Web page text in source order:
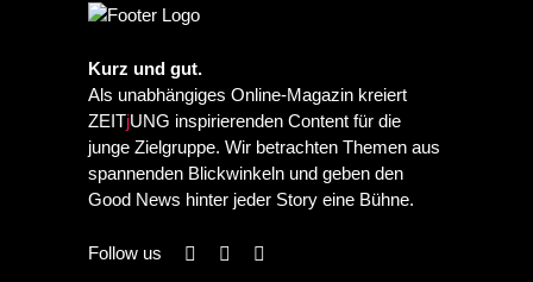
Kurz und gut.
Als unabhängiges Online-Magazin kreiert
ZEITjUNG inspirierenden Content für die
junge Zielgruppe. Wir betrachten Themen aus
spannenden Blickwinkeln und geben den
Good News hinter jeder Story eine Bühne.
Follow us